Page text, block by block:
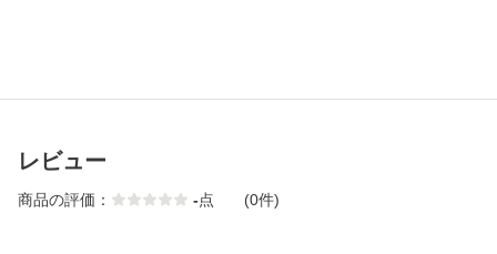
レビュー
商品の評価： -点 (0件)